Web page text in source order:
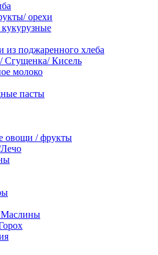
орехи
из поджаренного хлеба
Сгущенка/ Кисель
молоко
пасты
овощи / фрукты